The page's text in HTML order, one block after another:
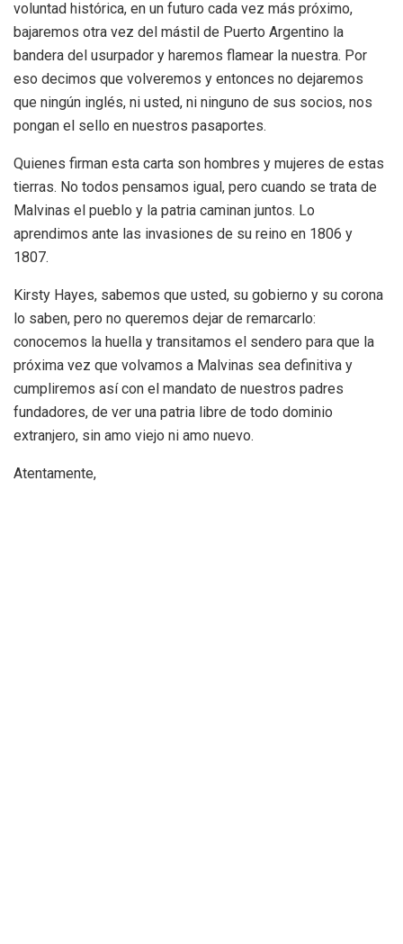
voluntad histórica, en un futuro cada vez más próximo,
bajaremos otra vez del mástil de Puerto Argentino la
bandera del usurpador y haremos flamear la nuestra. Por
eso decimos que volveremos y entonces no dejaremos
que ningún inglés, ni usted, ni ninguno de sus socios, nos
pongan el sello en nuestros pasaportes.
Quienes firman esta carta son hombres y mujeres de estas
tierras. No todos pensamos igual, pero cuando se trata de
Malvinas el pueblo y la patria caminan juntos. Lo
aprendimos ante las invasiones de su reino en 1806 y
1807.
Kirsty Hayes, sabemos que usted, su gobierno y su corona
lo saben, pero no queremos dejar de remarcarlo:
conocemos la huella y transitamos el sendero para que la
próxima vez que volvamos a Malvinas sea definitiva y
cumpliremos así con el mandato de nuestros padres
fundadores, de ver una patria libre de todo dominio
extranjero, sin amo viejo ni amo nuevo.
Atentamente,